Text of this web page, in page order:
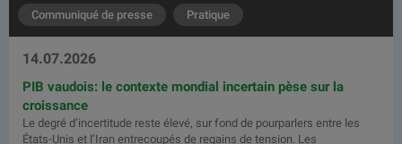
Communiqué de presse Pratique
14.07.2026
PIB vaudois: le contexte mondial incertain pèse sur la
croissance
Le degré d’incertitude reste élevé, sur fond de pourparlers entre les
États-Unis et l’Iran entrecoupés de regains de tension. Les